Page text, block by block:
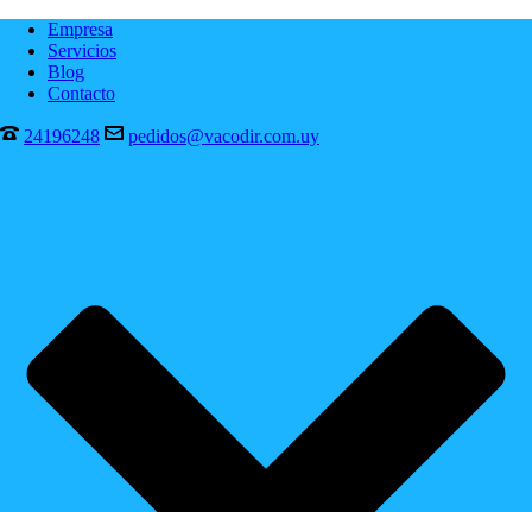
Empresa
Servicios
Blog
Contacto
24196248 pedidos@vacodir.com.uy